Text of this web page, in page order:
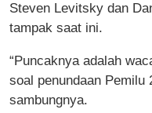
Steven Levitsky dan
tampak saat ini.
“Puncaknya adalah
soal penundaan Pemilu
sambungnya.